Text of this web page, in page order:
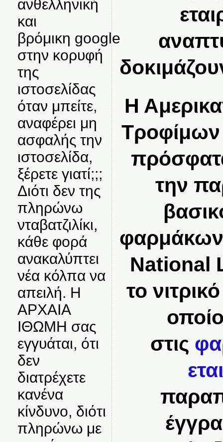
ανθελληνική
και
βρόμικη google
στην κορυφή
της
ιστοσελίδας
όταν μπείτε,
αναφέρει μη
ασφαλής την
ιστοσελίδα,
ξέρετε γιατί;;;
Διότι δεν της
πληρώνω
νταβατζιλίκι,
κάθε φορά
ανακαλύπτει
νέα κόλπα να
απειλή. Η
ΑΡΧΑΙΑ
ΙΘΩΜΗ σας
εγγυάται, ότι
δεν
διατρέχετε
κανένα
κίνδυνο, διότι
πληρώνω με
Η
την
National
το
στις